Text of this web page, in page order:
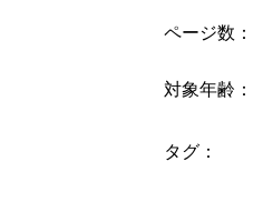
ページ数：
対象年齢：
タグ：